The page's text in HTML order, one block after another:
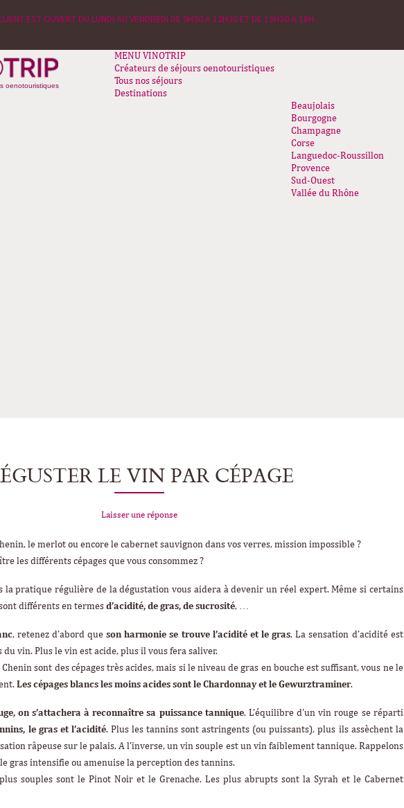
EST OUVERT DU LUNDI AU VENDREDI DE 9H30 À 12H30 ET DE 13H30 À 18H.
oenotouristiques
MENU VINOTRIP
Créateurs de séjours oenotouristiques
Tous nos séjours
Destinations
Beaujolais
Bourgogne
Champagne
Corse
Languedoc-Roussillon
Provence
Sud-Ouest
Vallée du Rhône
LE VIN PAR CÉPAGE
Laisser une réponse
le merlot ou encore le cabernet sauvignon dans vos verres, mission impossible ?
les différents cépages que vous consommez ?
la pratique régulière de la dégustation vous aidera à devenir un réel expert. Même si certains
différents en termes d’acidité, de gras, de sucrosité, …
, retenez d’abord queson harmonie se trouve l’acidité et le gras. La sensation d’acidité est
vin. Plus le vin est acide, plus il vous fera saliver.
sont des cépages très acides, mais si le niveau de gras en bouche est suffisant, vous ne le
Les cépages blancs les moins acides sont le Chardonnay et le Gewurztraminer.
on s’attachera à reconnaître sa puissance tannique. L’équilibre d’un vin rouge se réparti
le gras et l’acidité. Plus les tannins sont astringents (ou puissants), plus ils assèchent la
râpeuse sur le palais. A l’inverse, un vin souple est un vin faiblement tannique. Rappelons
gras intensifie ou amenuise la perception des tannins.
souples sont le Pinot Noir et le Grenache. Les plus abrupts sont la Syrah et le Cabernet